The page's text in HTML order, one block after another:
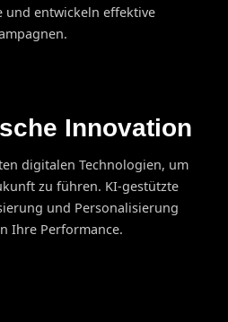
und entwickeln effektive
Innovation
digitalen Technologien, um
zu führen. KI-gestützte
und Personalisierung
Ihre Performance.